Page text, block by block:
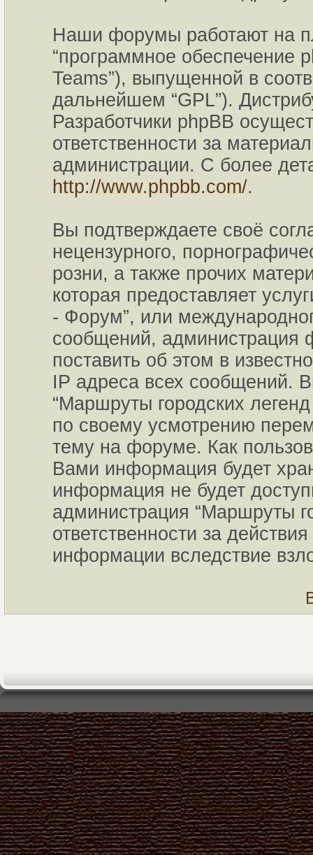
Наши форумы работают на
“программное обеспечение
Teams”), выпущенной в
дальнейшем “GPL”).
Разработчики phpBB
ответственности за
администрации. С более
http://www.phpbb.com/.
Вы подтверждаете своё
нецензурного,
розни, а также прочих
которая предоставляет
- Форум”, или
сообщений, администрация
поставить об этом в
IP адреса всех сообщений.
“Маршруты городских
по своему усмотрению
тему на форуме. Как
Вами информация будет
информация не будет
администрация “Маршруты
ответственности за
информации вследствие